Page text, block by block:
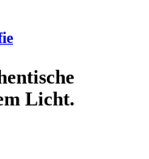
Licht.